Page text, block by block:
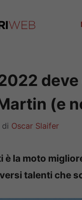
(e
di Oscar Slaifer
è la moto
talenti che